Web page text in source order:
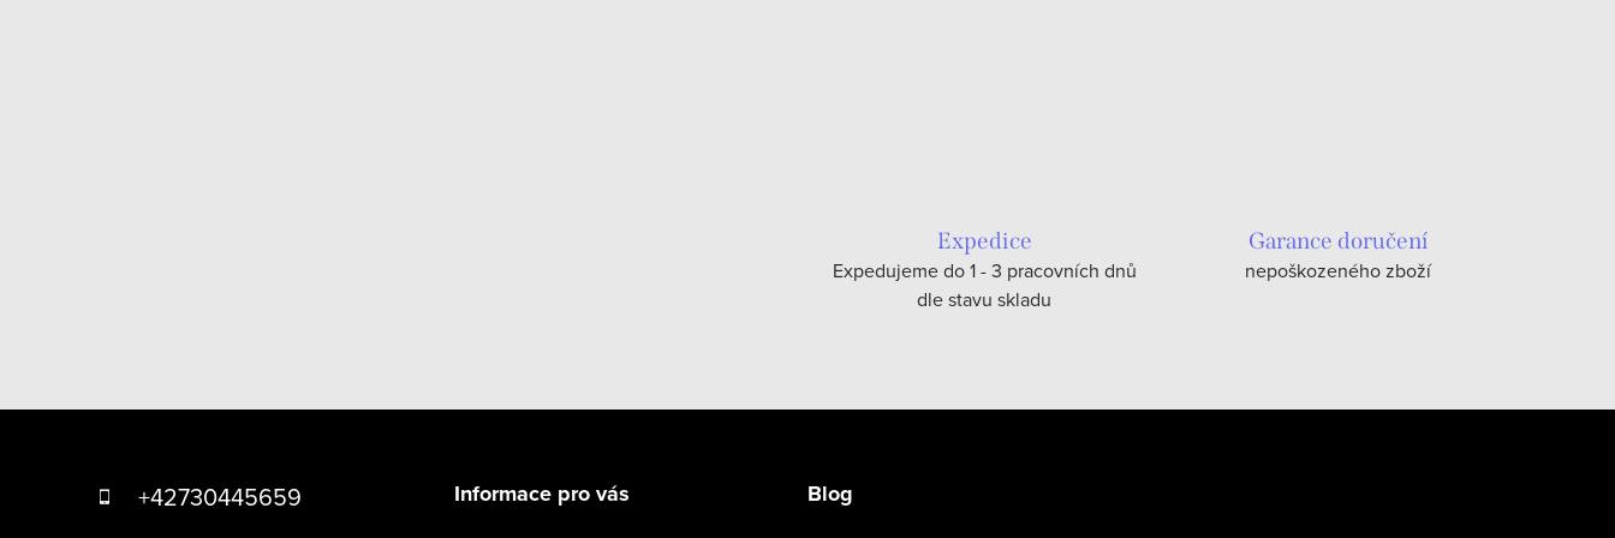
Expedice
Expedujeme do 1 - 3 pracovních dnů
dle stavu skladu
Garance doručení
nepoškozeného zboží
+42730445659 Informace pro vás Blog